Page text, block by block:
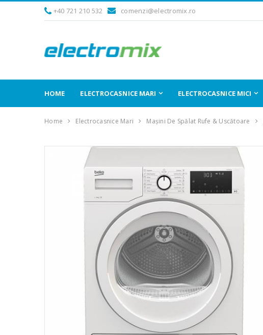
+40 721 210 532 comenzi@electromix.ro
HOME ELECTROCASNICE MARI ELECTROCASNICE MICI
Home Electrocasnice Mari Mașini De Spălat Rufe & Uscătoare